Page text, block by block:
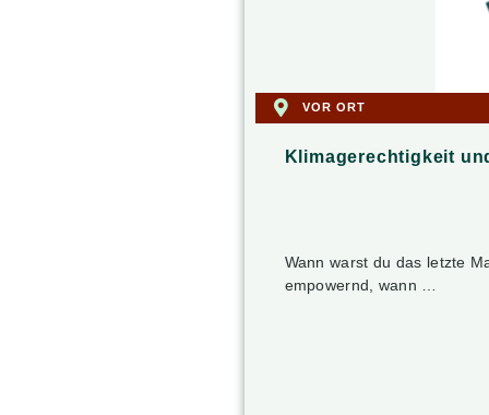
VOR ORT
Klimagerechtigkeit
Wann warst du das letzte
empowernd, wann …